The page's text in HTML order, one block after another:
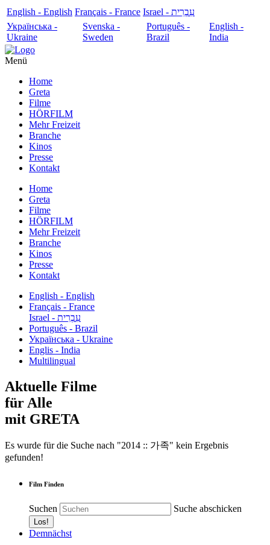
English - English Français - France
עִבְרִית - Israel
Українська -
Ukraine
Svenska -
Sweden
Português -
Brazil
English -
India
Menü
Home
Greta
Filme
HÖRFILM
Mehr Freizeit
Branche
Kinos
Presse
Kontakt
Home
Greta
Filme
HÖRFILM
Mehr Freizeit
Branche
Kinos
Presse
Kontakt
English - English
Français - France
עִבְרִית - Israel
Português - Brazil
Українська - Ukraine
Englis - India
Multilingual
Aktuelle Filme
für Alle
mit GRETA
Es wurde für die Suche nach "2014 :: 가족" kein Ergebnis
gefunden!
Film Finden
Suchen Suche abschicken
Demnächst